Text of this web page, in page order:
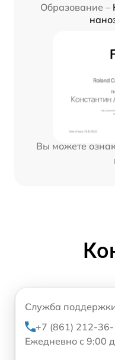
Образование –
Вы можете
Служба
+7 (861) 212-
Ежедневно с 9:00